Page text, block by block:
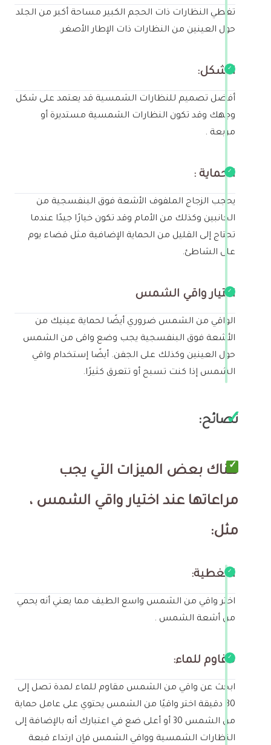
تغطي النظارات ذات الحجم الكبير مساحة أكبر من الجلد
حول العينين من النظارات ذات الإطار الأصغر.
الشكل:
أفضل تصميم للنظارات الشمسية قد يعتمد على شكل
وجهك وقد تكون النظارات الشمسية مستديرة أو
مربعة .
الحماية :
يحجب الزجاج الملفوف الأشعة فوق البنفسجية من
الجانبين وكذلك من الأمام وقد تكون خيارًا جيدًا عندما
تحتاج إلى القليل من الحماية الإضافية مثل قضاء يوم
على الشاطئ.
اختيار واقي الشمس
الواقي من الشمس ضروري أيضًا لحماية عينيك من
الأشعة فوق البنفسجية يجب وضع واقى من الشمس
حول العينين وكذلك على الجفن. أيضًا إستخدام واقي
الشمس إذا كنت تسبح أو تتعرق كثيرًا.
نصائح:
هناك بعض الميزات التي يجب
مراعاتها عند اختيار واقي الشمس ،
مثل:
التغطية:
اختر واقي من الشمس واسع الطيف مما يعني أنه يحمي
من أشعة الشمس .
مقاوم للماء:
ابحث عن واقي من الشمس مقاوم للماء لمدة تصل إلى
80 دقيقة اختر واقيًا من الشمس يحتوي على عامل حماية
من الشمس 30 أو أعلى ضع في اعتبارك أنه بالإضافة إلى
النظارات الشمسية وواقي الشمس فإن ارتداء قبعة